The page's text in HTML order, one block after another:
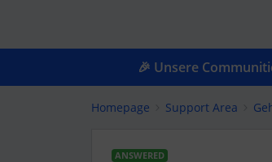
🎉 Unsere
Homepage Support Area
ANSWERED